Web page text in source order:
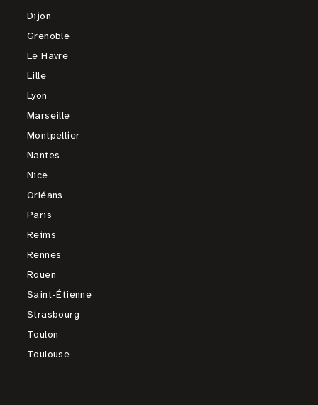
Dijon
Grenoble
Le Havre
Lille
Lyon
Marseille
Montpellier
Nantes
Nice
Orléans
Paris
Reims
Rennes
Rouen
Saint-Étienne
Strasbourg
Toulon
Toulouse